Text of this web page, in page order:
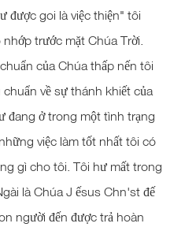
được goi là việc thiện" tôi
trước mặt Chúa Trời.
của Chúa thấp nến tôi
về sự thánh khiết của
đang ở trong một tình trạng
việc làm tốt nhất tôi có
gì cho tôi. Tôi hư mất trong
là Chúa J ếsus Chn'st đế
người đến được trả hoàn